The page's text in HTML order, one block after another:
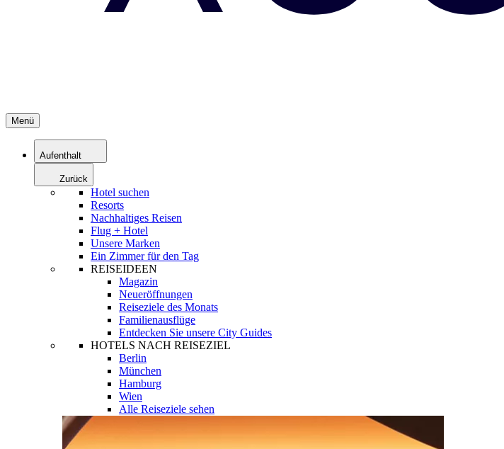
Menü
Aufenthalt
Zurück
Hotel suchen
Resorts
Nachhaltiges Reisen
Flug + Hotel
Unsere Marken
Ein Zimmer für den Tag
REISEIDEEN
Magazin
Neueröffnungen
Reiseziele des Monats
Familienausflüge
Entdecken Sie unsere City Guides
HOTELS NACH REISEZIEL
Berlin
München
Hamburg
Wien
Alle Reiseziele sehen